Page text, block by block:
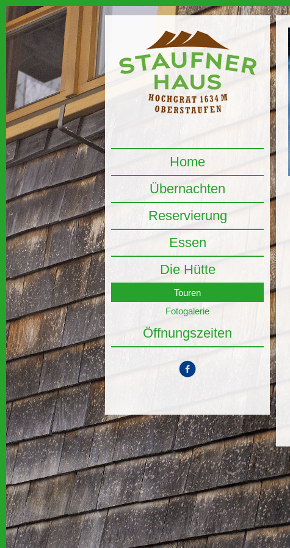
Home
Übernachten
Reservierung
Essen
Die Hütte
Touren
Fotogalerie
Öffnungszeiten